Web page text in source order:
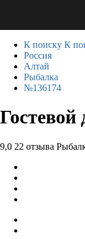
К поиску К
Россия
Алтай
Рыбалка
№136174
Гостевой
9,0 22 отзыва